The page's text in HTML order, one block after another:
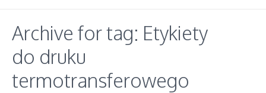
Archive for tag: Etykiety
do druku
termotransferowego